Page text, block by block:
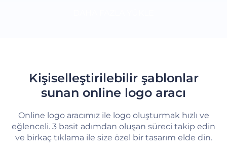
Kişiselleştirilebilir şablonlar
sunan online logo aracı
Online logo aracımız ile logo oluşturmak hızlı ve
eğlenceli. 3 basit adımdan oluşan süreci takip edin
ve birkaç tıklama ile size özel bir tasarım elde din.